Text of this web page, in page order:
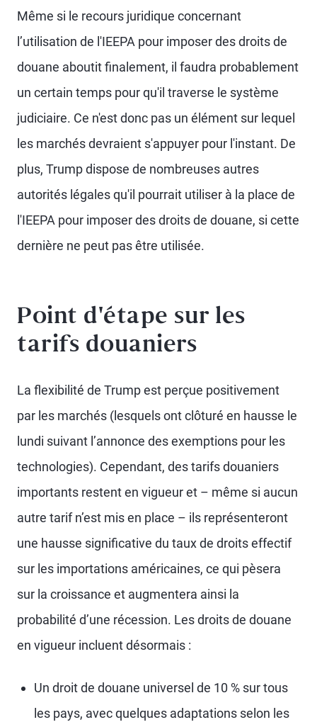
Même si le recours juridique concernant
l’utilisation de l'IEEPA pour imposer des droits de
douane aboutit finalement, il faudra probablement
un certain temps pour qu'il traverse le système
judiciaire. Ce n'est donc pas un élément sur lequel
les marchés devraient s'appuyer pour l'instant. De
plus, Trump dispose de nombreuses autres
autorités légales qu'il pourrait utiliser à la place de
l'IEEPA pour imposer des droits de douane, si cette
dernière ne peut pas être utilisée.
Point d'étape sur les
tarifs douaniers
La flexibilité de Trump est perçue positivement
par les marchés (lesquels ont clôturé en hausse le
lundi suivant l’annonce des exemptions pour les
technologies). Cependant, des tarifs douaniers
importants restent en vigueur et – même si aucun
autre tarif n’est mis en place – ils représenteront
une hausse significative du taux de droits effectif
sur les importations américaines, ce qui pèsera
sur la croissance et augmentera ainsi la
probabilité d’une récession. Les droits de douane
en vigueur incluent désormais :
Un droit de douane universel de 10 % sur tous
les pays, avec quelques adaptations selon les